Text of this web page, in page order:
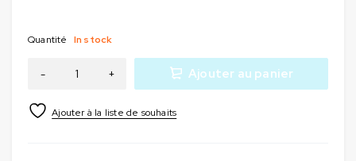
Quantité In stock
Ajouter au panier